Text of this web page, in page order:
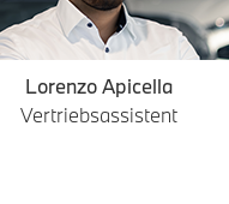
Lorenzo Apicella
Vertriebsassistent